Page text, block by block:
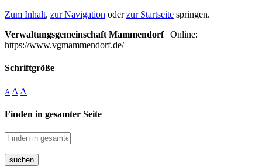
Zum Inhalt, zur Navigation oderzur Startseite springen.
Verwaltungsgemeinschaft Mammendorf| Online:
https://www.vgmammendorf.de/
Schriftgröße
A A A
Finden in gesamter Seite
suchen